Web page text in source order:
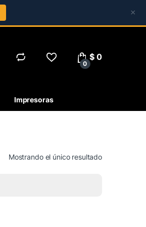
×
0
$ 0
Impresoras
Mostrando el único resultado